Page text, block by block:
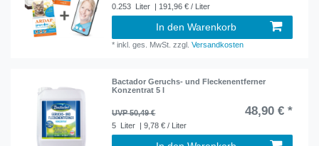
0.253 Liter | 191,96 € / Liter
In den Warenkorb
*inkl. ges. MwSt. zzgl.Versandkosten
Bactador Geruchs- und Fleckenentferner
Konzentrat 5 l
UVP 50,49 € 48,90 € *
5 Liter | 9,78 € / Liter